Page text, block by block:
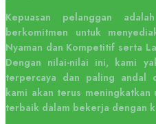
Kepuasan pelanggan
berkomitmen untuk
Nyaman dan Kompetitif serta
Dengan nilai-nilai ini, kami
terpercaya dan paling andal
kami akan terus meningkatkan
terbaik dalam bekerja dengan